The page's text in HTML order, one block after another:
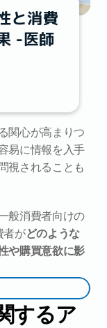
と消費
-医師
関心が高まりつ
易に情報を入手
視されることも
般消費者向けの
者がどのような
や購買意欲に影
するア